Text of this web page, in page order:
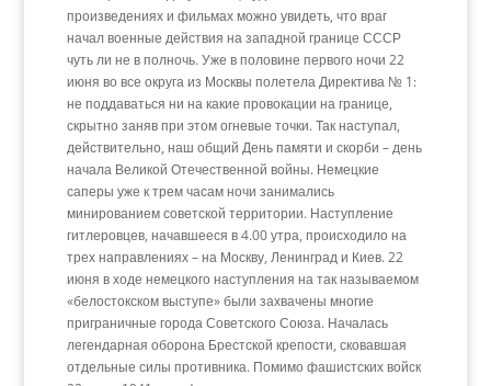
произведениях и фильмах можно увидеть, что враг
начал военные действия на западной границе СССР
чуть ли не в полночь. Уже в половине первого ночи 22
июня во все округа из Москвы полетела Директива № 1:
не поддаваться ни на какие провокации на границе,
скрытно заняв при этом огневые точки. Так наступал,
действительно, наш общий День памяти и скорби – день
начала Великой Отечественной войны. Немецкие
саперы уже к трем часам ночи занимались
минированием советской территории. Наступление
гитлеровцев, начавшееся в 4.00 утра, происходило на
трех направлениях – на Москву, Ленинград и Киев. 22
июня в ходе немецкого наступления на так называемом
«белостокском выступе» были захвачены многие
приграничные города Советского Союза. Началась
легендарная оборона Брестской крепости, сковавшая
отдельные силы противника. Помимо фашистских войск